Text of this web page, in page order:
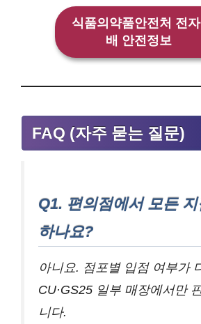
식품의약품안전처 전
배 안전정보
FAQ (자주 묻는 질문)
Q1. 편의점에서 모든
하나요?
아니요. 점포별 입점 여부가
CU·GS25 일부 매장에서만
니다.